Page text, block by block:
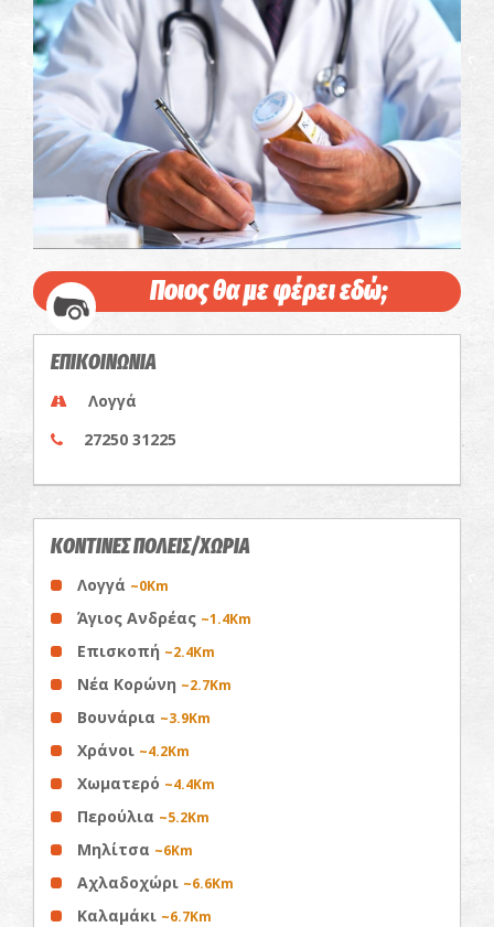
Ποιος θα με φέρει εδώ;
ΕΠΙΚΟΙΝΩΝΙΑ
Λογγά
27250 31225
ΚΟΝΤΙΝΕΣ ΠΟΛΕΙΣ/ΧΩΡΙΑ
Λογγά ~0Km
Άγιος Ανδρέας ~1.4Km
Επισκοπή ~2.4Km
Νέα Κορώνη ~2.7Km
Βουνάρια ~3.9Km
Χράνοι ~4.2Km
Χωματερό ~4.4Km
Περούλια ~5.2Km
Μηλίτσα ~6Km
Αχλαδοχώρι ~6.6Km
Καλαμάκι ~6.7Km